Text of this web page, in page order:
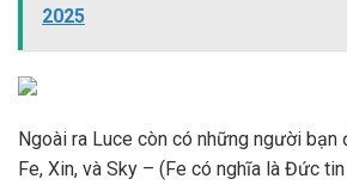
2025
Ngoài ra Luce còn có những người bạn
Fe, Xin, và Sky – (Fe có nghĩa là Đức